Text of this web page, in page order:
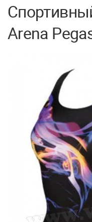
Arena